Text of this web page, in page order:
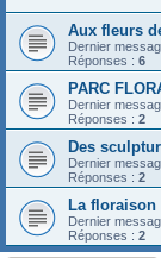
Aux fleurs
Dernier
Réponses : 6
PARC
Dernier
Réponses : 2
Des
Dernier
Réponses : 2
La
Dernier
Réponses : 2